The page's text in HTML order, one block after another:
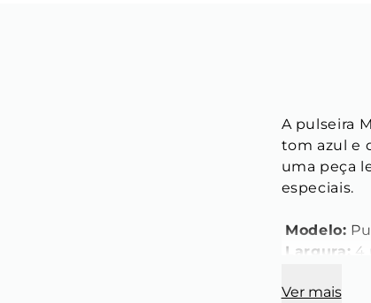
A pulseira
tom azul e
uma peça
especiais.
Modelo:
Largura: 4
Passador
Ver mais